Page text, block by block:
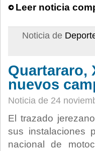
Leer noticia
Noticia de
Quartararo,
nuevos
Noticia de 24
El trazado
sus instalaciones
nacional de